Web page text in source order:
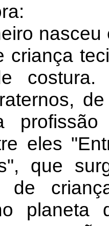
criança
eles
que
de
planeta